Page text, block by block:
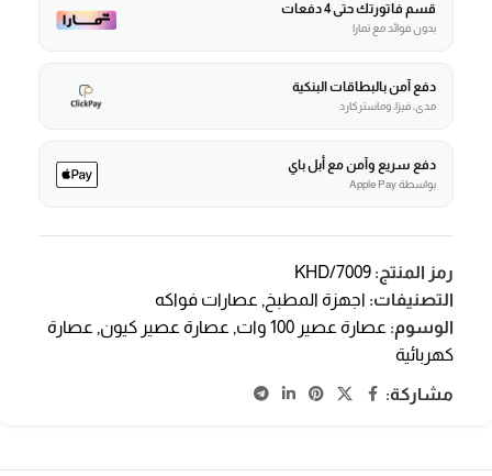
قسم فاتورتك حتى 4 دفعات
بدون فوائد مع تمارا
دفع آمن بالبطاقات البنكية
مدى، فيزا، وماستركارد
دفع سريع وآمن مع أبل باي
بواسطة Apple Pay
رمز المنتج: KHD/7009
التصنيفات: اجهزة المطبخ , عصارات فواكه
الوسوم: عصارة عصير 100 وات , عصارة عصير كيون, عصارة
كهربائية
مشاركة: